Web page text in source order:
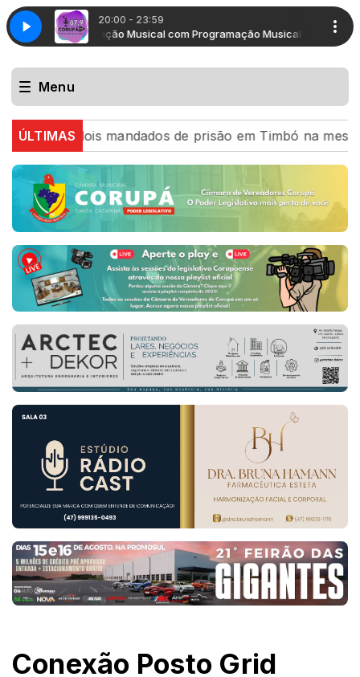
20:00 - 23:59
Programação Musical com Programação Musical
Menu
ÚLTIMAS
dois mandados de prisão em Timbó na mesma tarde
Conexão Posto Grid